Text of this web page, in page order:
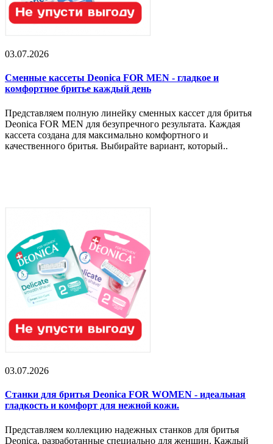
03.07.2026
Сменные кассеты Deonica FOR MEN - гладкое и
комфортное бритье каждый день
Представляем полную линейку сменных кассет для бритья
Deonica FOR MEN для безупречного результата. Каждая
кассета создана для максимально комфортного и
качественного бритья. Выбирайте вариант, который..
03.07.2026
Станки для бритья Deonica FOR WOMEN - идеальная
гладкость и комфорт для нежной кожи.
Представляем коллекцию надежных станков для бритья
Deonica, разработанные специально для женщин. Каждый